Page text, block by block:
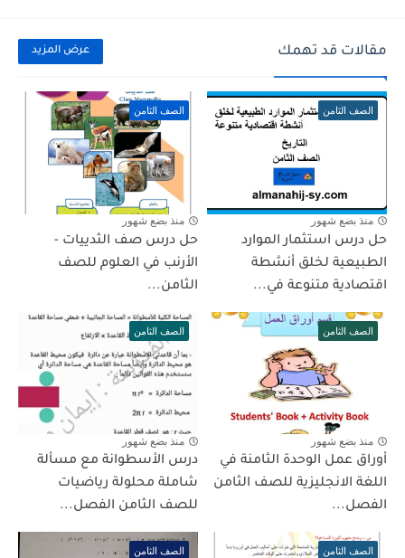
مقالات قد تهمك عرض المزيد
الصف الثامن
منذ بضع شهور
حل درس استثمار الموارد
الطبيعية لخلق أنشطة
اقتصادية متنوعة في...
الصف الثامن
منذ بضع شهور
حل درس صف الثدييات -
الأرنب في العلوم للصف
الثامن...
الصف الثامن
منذ بضع شهور
أوراق عمل الوحدة الثامنة في
اللغة الانجليزية للصف الثامن
الفصل...
الصف الثامن
منذ بضع شهور
درس الأسطوانة مع مسألة
شاملة محلولة رياضيات
للصف الثامن الفصل...
الصف الثامن الصف الثامن